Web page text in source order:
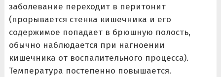
заболевание переходит в перитонит
(прорывается стенка кишечника и его
содержимое попадает в брюшную полость,
обычно наблюдается при нагноении
кишечника от воспалительного процесса).
Температура постепенно повышается.